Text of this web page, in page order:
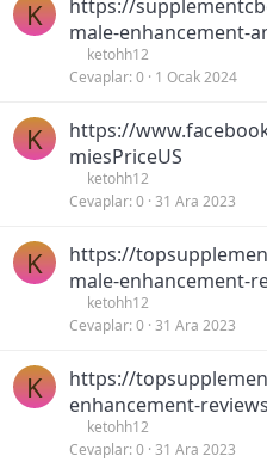
K
https://
male-enhancement-
ketohh12
Cevaplar 0 1 Ocak 2024
K
https://
miesPriceUS
ketohh12
Cevaplar 0 31 Ara 2023
K
https://
male-enhancement-
ketohh12
Cevaplar 0 31 Ara 2023
K
https://
enhancement-
ketohh12
Cevaplar 0 31 Ara 2023